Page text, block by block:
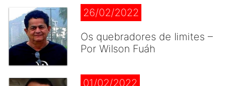
26/02/2022
Os quebradores de limites –
Por Wilson Fuáh
01/02/2022